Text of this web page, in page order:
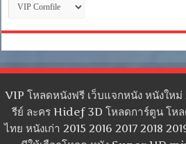
หมู่
VIP โหลดหนังฟรี เว็บแจกหนัง หนังให
รีย์ ละคร Hidef 3D โหลดการ์ตูน โห
ไทย หนังเก่า 2015 2016 2017 2018